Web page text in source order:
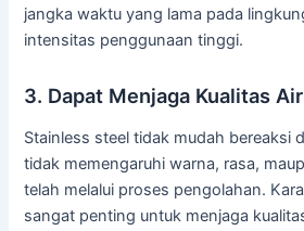
jangka waktu yang lama pada
intensitas penggunaan tinggi.
3. Dapat Menjaga Kualitas Air
Stainless steel tidak mudah bereaksi
tidak memengaruhi warna, rasa,
telah melalui proses pengolahan.
sangat penting untuk menjaga